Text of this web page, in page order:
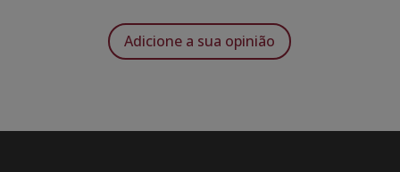
Adicione a sua opinião